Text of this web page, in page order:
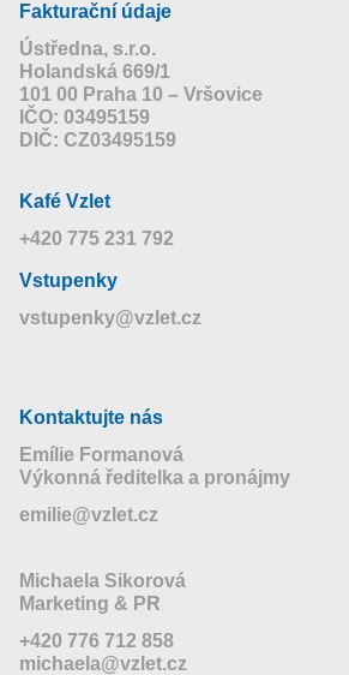
Fakturační údaje
Ústředna, s.r.o.
Holandská 669/1
101 00 Praha 10 – Vršovice
IČO: 03495159
DIČ: CZ03495159
Kafé Vzlet
+420 775 231 792
Vstupenky
vstupenky@vzlet.cz
Kontaktujte nás
Emílie Formanová
Výkonná ředitelka a pronájmy
emilie@vzlet.cz
Michaela Sikorová
Marketing & PR
+420 776 712 858
michaela@vzlet.cz